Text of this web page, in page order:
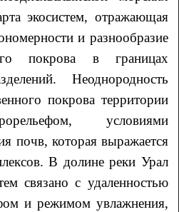
экосистем, отражающая
и разнообразие
покрова в границах
Неоднородность
покрова территории
условиями
почв, которая выражается
В долине реки Урал
связано с удаленностью
и режимом увлажнения,